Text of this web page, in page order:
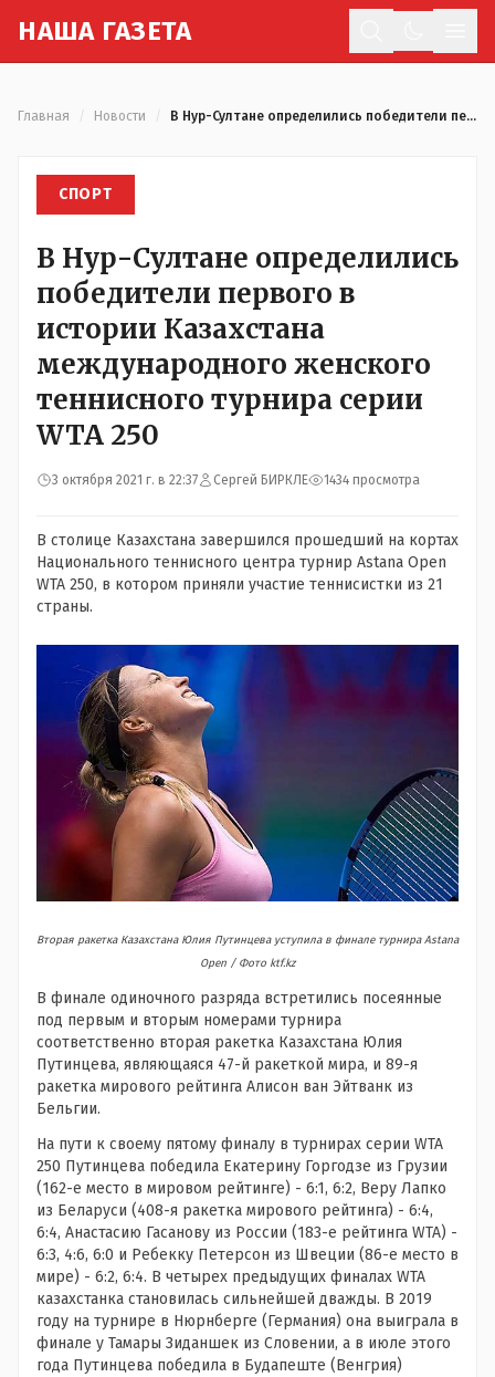
НАША ГАЗЕТА
Главная Новости В Нур-Султане определились победители первого в истории Казахстана международного женского теннисного турнира серии WTA 250
СПОРТ
В Нур-Султане определились
победители первого в
истории Казахстана
международного женского
теннисного турнира серии
WTA 250
3 октября 2021 г. в 22:37 Сергей БИРКЛЕ 1434 просмотра
В столице Казахстана завершился прошедший на кортах
Национального теннисного центра турнир Astana Open
WTA 250, в котором приняли участие теннисистки из 21
страны.
Вторая ракетка Казахстана Юлия Путинцева уступила в финале турнира Astana
Open / Фото ktf.kz
В финале одиночного разряда встретились посеянные
под первым и вторым номерами турнира
соответственно вторая ракетка Казахстана Юлия
Путинцева, являющаяся 47-й ракеткой мира, и 89-я
ракетка мирового рейтинга Алисон ван Эйтванк из
Бельгии.
На пути к своему пятому финалу в турнирах серии WTA
250 Путинцева победила Екатерину Горгодзе из Грузии
(162-е место в мировом рейтинге) - 6:1, 6:2, Веру Лапко
из Беларуси (408-я ракетка мирового рейтинга) - 6:4,
6:4, Анастасию Гасанову из России (183-е рейтинга WTA) -
6:3, 4:6, 6:0 и Ребекку Петерсон из Швеции (86-е место в
мире) - 6:2, 6:4. В четырех предыдущих финалах WTA
казахстанка становилась сильнейшей дважды. В 2019
году на турнире в Нюрнберге (Германия) она выиграла в
финале у Тамары Зиданшек из Словении, а в июле этого
года Путинцева победила в Будапеште (Венгрия)